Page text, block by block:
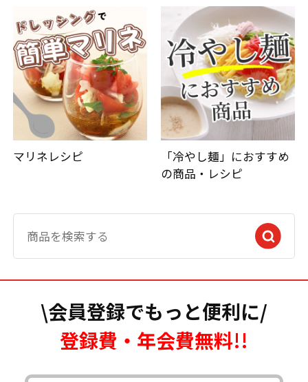
マリネレシピ
「冷やし麺」におすすめ
の商品・レシピ
\会員登録でもっと便利に/
登録費・年会費無料!!